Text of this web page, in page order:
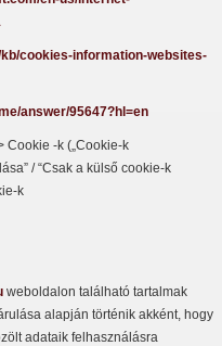
cookies-information-websites-
answer/95647?hl=en
Cookie -k („Cookie-k
/ “Csak a külső cookie-k
k
weboldalon található tartalmak
alapján történik akként, hogy
adataik felhasználásra